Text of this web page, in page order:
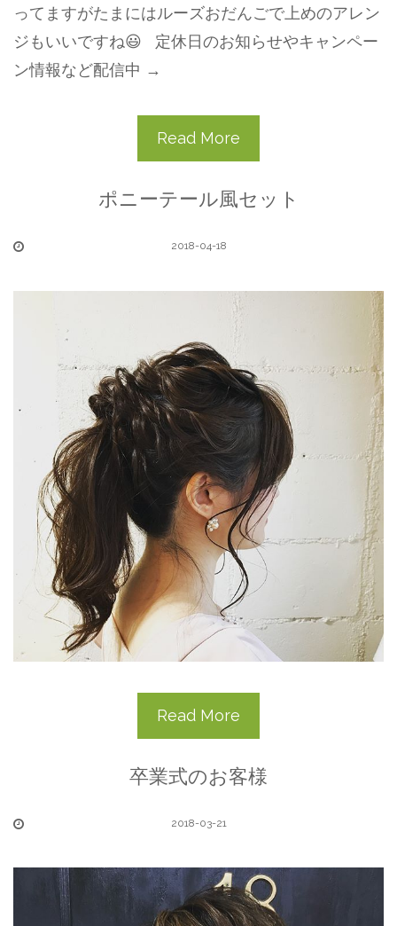
ってますがたまにはルーズおだんごで上めのアレン
ジもいいですね😃 定休日のお知らせやキャンペー
ン情報など配信中 →
Read More
ポニーテール風セット
2018-04-18
Read More
卒業式のお客様
2018-03-21